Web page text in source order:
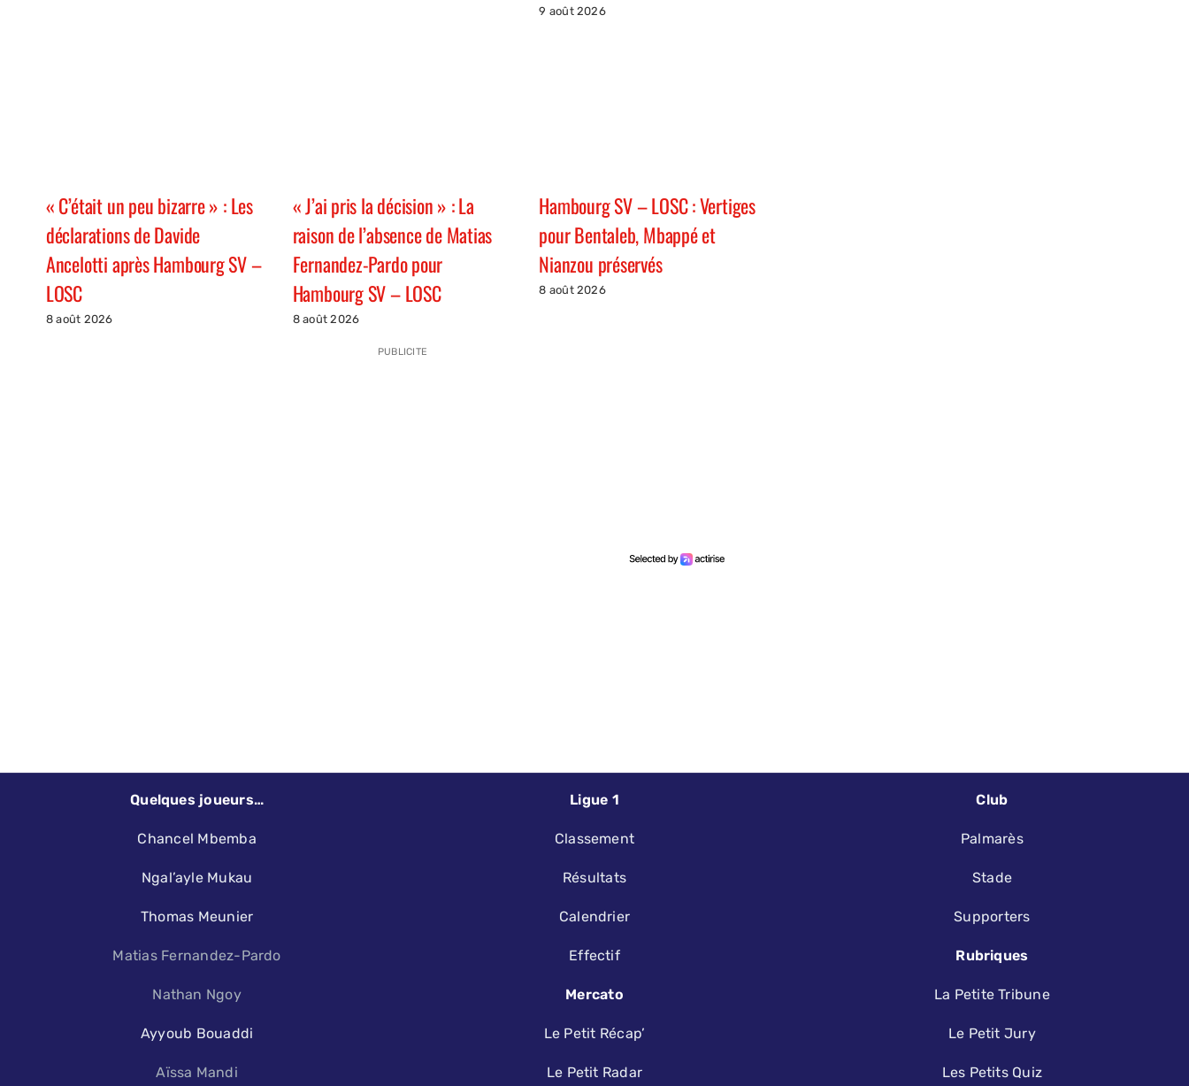
9 août 2026
« C’était un peu bizarre » : Les
déclarations de Davide
Ancelotti après Hambourg SV –
LOSC
8 août 2026
« J’ai pris la décision » : La
raison de l’absence de Matias
Fernandez-Pardo pour
Hambourg SV – LOSC
8 août 2026
Hambourg SV – LOSC : Vertiges
pour Bentaleb, Mbappé et
Nianzou préservés
8 août 2026
PUBLICITE
Quelques joueurs…
Chancel Mbemba
Ngal’ayle Mukau
Thomas Meunier
Matias Fernandez-Pardo
Nathan Ngoy
Ayyoub Bouaddi
Aïssa Mandi
Ligue 1
Classement
Résultats
Calendrier
Effectif
Mercato
Le Petit Récap’
Le Petit Radar
Club
Palmarès
Stade
Supporters
Rubriques
La Petite Tribune
Le Petit Jury
Les Petits Quiz